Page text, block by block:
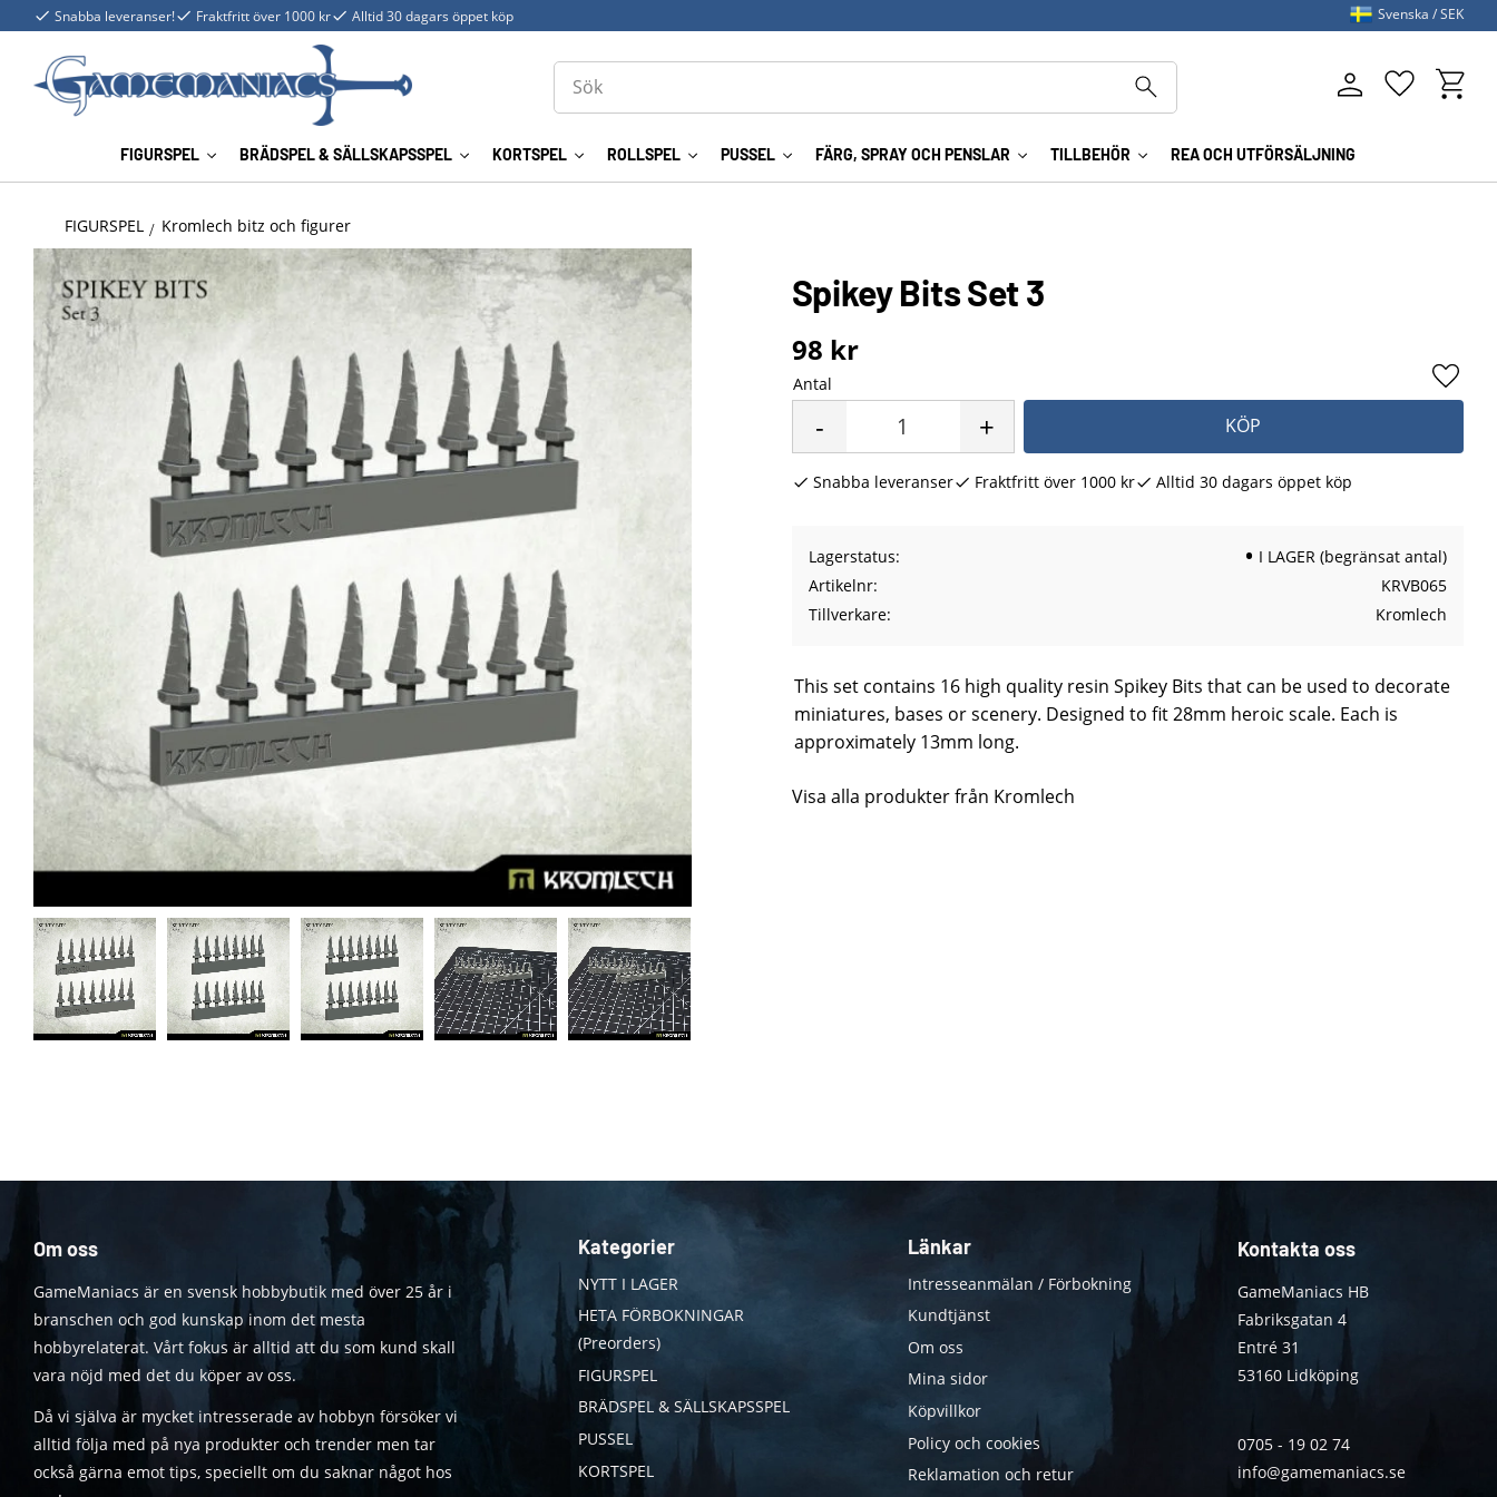
Snabba leveranser! Fraktfritt över 1000 kr Alltid 30 dagars öppet köp
FIGURSPEL BRÄDSPEL & SÄLLSKAPSSPEL KORTSPEL ROLLSPEL PUSSEL FÄRG, SPRAY OCH PENSLAR TILLBEHÖR REA OCH UTFÖRSÄLJNING
Favoriter
Svenska SEK
FIGURSPEL Kromlech bitz och figurer
Spikey Bits Set 3
98 kr
Antal
+
- KÖP
Lägg
Snabba leveranser Fraktfritt över 1000 kr Alltid 30 dagars öppet köp
Lagerstatus
I LAGER (begränsat antal)
Artikelnr
KRVB065
Tillverkare
Kromlech
This set contains 16 high quality resin Spikey Bits that can be used to decorate
miniatures, bases or scenery. Designed to fit 28mm heroic scale. Each is
approximately 13mm long.
Visa alla produkter från Kromlech
Om oss
GameManiacs är en svensk hobbybutik med över 25 år i
branschen och god kunskap inom det mesta
hobbyrelaterat. Vårt fokus är alltid att du som kund skall
vara nöjd med det du köper av oss.
Då vi själva är mycket intresserade av hobbyn försöker vi
alltid följa med på nya produkter och trender men tar
också gärna emot tips, speciellt om du saknar något hos
Kategorier
NYTT I LAGER
HETA FÖRBOKNINGAR
(Preorders)
FIGURSPEL
BRÄDSPEL & SÄLLSKAPSSPEL
PUSSEL
KORTSPEL
Länkar
Intresseanmälan / Förbokning
Kundtjänst
Om oss
Mina sidor
Köpvillkor
Policy och cookies
Reklamation och retur
Kontakta oss
GameManiacs HB
Fabriksgatan 4
Entré 31
53160 Lidköping
0705 - 19 02 74
info@gamemaniacs.se